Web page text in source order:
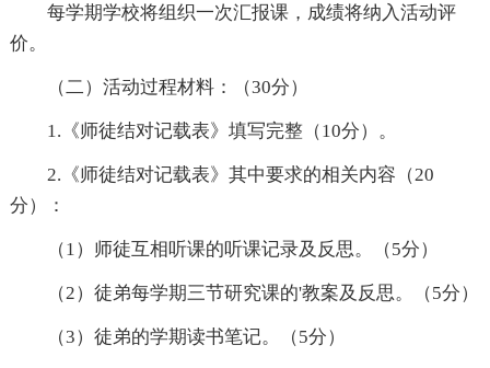
每学期学校将组织一次汇报课，成绩将纳入活动评
价。
（二）活动过程材料：（30分）
1.《师徒结对记载表》填写完整（10分）。
2.《师徒结对记载表》其中要求的相关内容（20
分）：
（1）师徒互相听课的听课记录及反思。（5分）
（2）徒弟每学期三节研究课的'教案及反思。（5分）
（3）徒弟的学期读书笔记。（5分）